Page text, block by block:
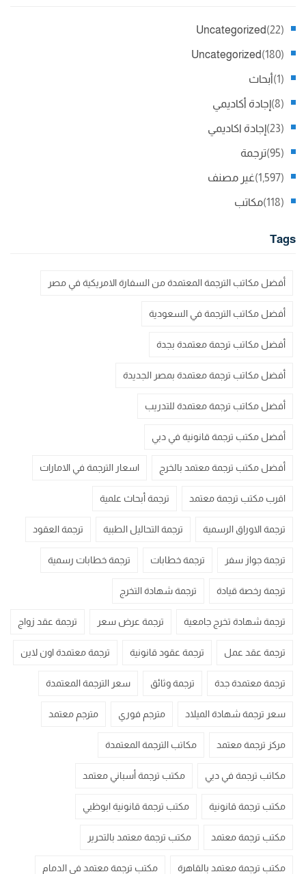
Uncategorized (22)
Uncategorized (180)
أبحاث (1)
إجادة أكاديمي (8)
إجادة اكاديمي (23)
ترجمة (95)
غير مصنف (1,597)
مكاتب (118)
Tags
أفضل مكاتب الترجمة المعتمدة من السفارة الامريكية في مصر
أفضل مكاتب الترجمة في السعودية
أفضل مكاتب ترجمة معتمدة بجدة
أفضل مكاتب ترجمة معتمدة بمصر الجديدة
أفضل مكاتب ترجمة معتمدة للتدريب
أفضل مكتب ترجمة قانونية في دبي
أفضل مكتب ترجمة معتمد بالخرج اسعار الترجمة في الامارات
اقرب مكتب ترجمة معتمد ترجمة أبحاث علمية
ترجمة الاوراق الرسمية ترجمة التحاليل الطبية ترجمة العقود
ترجمة جواز سفر ترجمة خطابات ترجمة خطابات رسمية
ترجمة رخصة قيادة ترجمة شهادة التخرج
ترجمة شهادة تخرج جامعية ترجمة عرض سعر ترجمة عقد زواج
ترجمة عقد عمل ترجمة عقود قانونية ترجمة معتمدة اون لاين
ترجمة معتمدة جدة ترجمة وثائق سعر الترجمة المعتمدة
سعر ترجمة شهادة الميلاد مترجم فوري مترجم معتمد
مركز ترجمة معتمد مكاتب الترجمة المعتمدة
مكاتب ترجمة في دبي مكتب ترجمة أسباني معتمد
مكتب ترجمة قانونية مكتب ترجمة قانونية ابوظبي
مكتب ترجمة معتمد مكتب ترجمة معتمد بالتحرير
مكتب ترجمة معتمد بالقاهرة مكتب ترجمة معتمد في الدمام